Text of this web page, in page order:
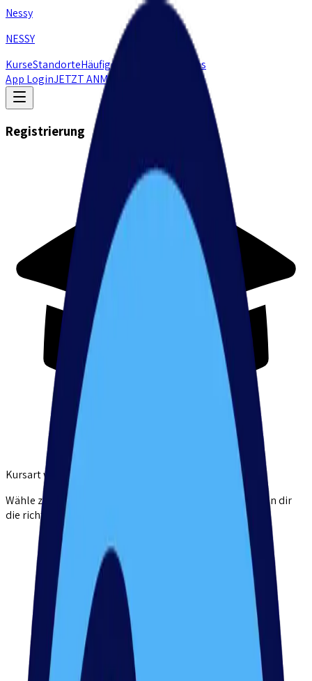
Nessy
NESSY
KurseStandorteHäufige Fragen
Jobs
App LoginJETZTANMELDEN
Registrierung
Kursart wählen
Wähle zunächst deine gewünschte Kursart aus. Wir helfen dir
die richtige für dich zu finden!